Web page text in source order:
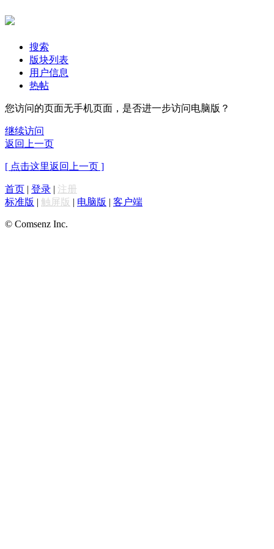
搜索
版块列表
用户信息
热帖
您访问的页面无手机页面，是否进一步访问电脑版？
继续访问
返回上一页
[ 点击这里返回上一页 ]
首页 | 登录 | 注册
标准版 | 触屏版 | 电脑版 | 客户端
© Comsenz Inc.